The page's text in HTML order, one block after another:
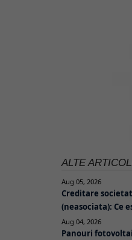
ALTE
Aug 05, 2026
Creditare
(neasociata): Ce
Aug 04, 2026
Panouri